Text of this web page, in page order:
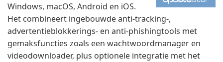
Windows, macOS, Android en iOS.
Het combineert ingebouwde anti-tracking-,
advertentieblokkerings- en anti-phishingtools met
gemaksfuncties zoals een wachtwoordmanager en
videodownloader, plus optionele integratie met het